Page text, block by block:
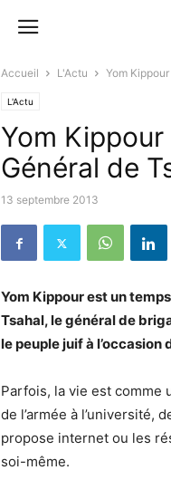
Accueil L'Actu Yom
L'Actu
Yom
Général de
13 septembre 2013
Yom Kippour est un
Tsahal, le général de
le peuple juif à l’occasion
Parfois, la vie est comme
de l’armée à l’université,
propose internet ou les
soi-même.